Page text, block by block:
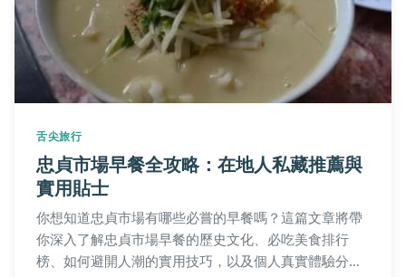
舌尖旅行
忠貞市場早餐全攻略：在地人私藏推薦與
實用貼士
你想知道忠貞市場有哪些必嘗的早餐嗎？這篇文章將帶
你深入了解忠貞市場早餐的歷史文化、必吃美食排行
榜、如何避開人潮的實用技巧，以及個人真實體驗分